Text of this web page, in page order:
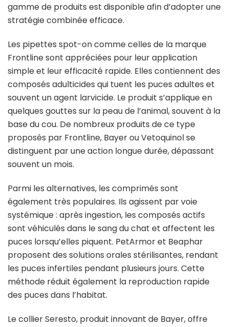
gamme de produits est disponible afin d’adopter une
stratégie combinée efficace.
Les pipettes spot-on comme celles de la marque
Frontline sont appréciées pour leur application
simple et leur efficacité rapide. Elles contiennent des
composés adulticides qui tuent les puces adultes et
souvent un agent larvicide. Le produit s’applique en
quelques gouttes sur la peau de l’animal, souvent à la
base du cou. De nombreux produits de ce type
proposés par Frontline, Bayer ou Vetoquinol se
distinguent par une action longue durée, dépassant
souvent un mois.
Parmi les alternatives, les comprimés sont
également très populaires. Ils agissent par voie
systémique : après ingestion, les composés actifs
sont véhiculés dans le sang du chat et affectent les
puces lorsqu’elles piquent. PetArmor et Beaphar
proposent des solutions orales stérilisantes, rendant
les puces infertiles pendant plusieurs jours. Cette
méthode réduit également la reproduction rapide
des puces dans l’habitat.
Le collier Seresto, produit innovant de Bayer, offre